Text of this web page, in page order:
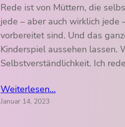
Rede ist von Müttern, die
jede – aber auch wirklich jede
vorbereitet sind. Und das
Kinderspiel aussehen lassen.
Selbstverständlichkeit. Ich
Weiterlesen…
Januar 14, 2023